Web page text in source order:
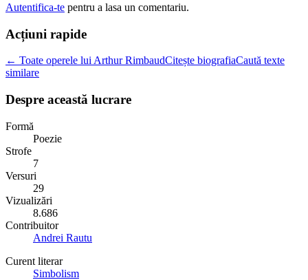
Autentifica-te pentru a lasa un comentariu.
Acțiuni rapide
← Toate operele lui Arthur RimbaudCitește biografiaCaută texte
similare
Despre această lucrare
Formă
Poezie
Strofe
7
Versuri
29
Vizualizări
8.686
Contribuitor
Andrei Rautu
Curent literar
Simbolism